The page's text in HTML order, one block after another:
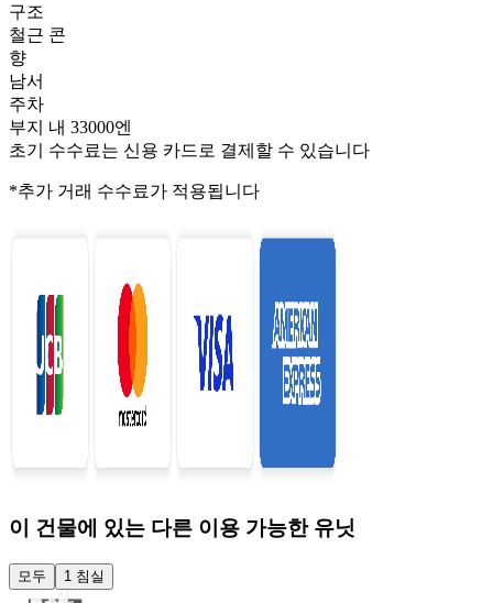
구조
철근 콘
향
남서
주차
부지 내 33000엔
초기 수수료는 신용 카드로 결제할 수 있습니다
*추가 거래 수수료가 적용됩니다
이 건물에 있는 다른 이용 가능한 유닛
모두 1 침실